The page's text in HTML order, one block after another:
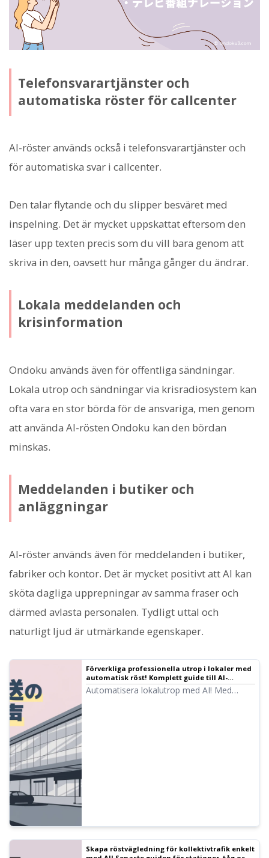
Telefonsvarartjänster och
automatiska röster för callcenter
AI-röster används också i telefonsvarartjänster och
för automatiska svar i callcenter.
Den talar flytande och du slipper besväret med
inspelning. Det är mycket uppskattat eftersom den
läser upp texten precis som du vill bara genom att
skriva in den, oavsett hur många gånger du ändrar.
Lokala meddelanden och
krisinformation
Ondoku används även för offentliga sändningar.
Lokala utrop och sändningar via krisradiosystem kan
ofta vara en stor börda för de ansvariga, men genom
att använda AI-rösten Ondoku kan den bördan
minskas.
Meddelanden i butiker och
anläggningar
AI-röster används även för meddelanden i butiker,
fabriker och kontor. Det är mycket positivt att AI kan
sköta dagliga upprepningar av samma fraser och
därmed avlasta personalen. Tydligt uttal och
naturligt ljud är utmärkande egenskaper.
Förverkliga professionella utrop i lokaler med
automatisk röst! Komplett guide till AI-
annonsering ｜ Text-till-tal-programvara
Ondoku
Automatisera lokalutrop med AI! Med
Skapa röstvägledning för kollektivtrafik enkelt